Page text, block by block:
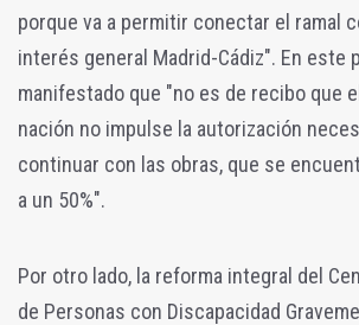
porque va a permitir conectar el ramal
interés general Madrid-Cádiz". En este
manifestado que "no es de recibo que
nación no impulse la autorización
continuar con las obras, que se
a un 50%".
Por otro lado, la reforma integral del
de Personas con Discapacidad